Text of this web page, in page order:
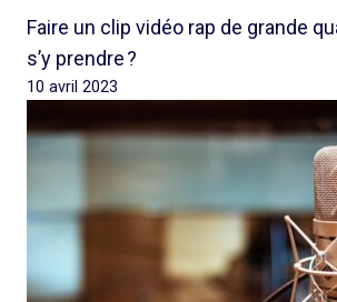
Faire un clip vidéo rap de grande
s’y prendre ?
10 avril 2023